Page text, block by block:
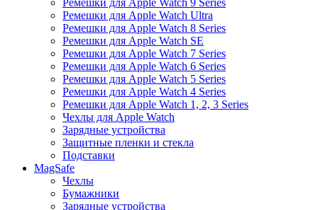
Ремешки для Apple Watch 9 Series
Ремешки для Apple Watch Ultra
Ремешки для Apple Watch 8 Series
Ремешки для Apple Watch SE
Ремешки для Apple Watch 7 Series
Ремешки для Apple Watch 6 Series
Ремешки для Apple Watch 5 Series
Ремешки для Apple Watch 4 Series
Ремешки для Apple Watch 1, 2, 3 Series
Чехлы для Apple Watch
Зарядные устройства
Защитные пленки и стекла
Подставки
MagSafe
Чехлы
Бумажники
Зарядные устройства